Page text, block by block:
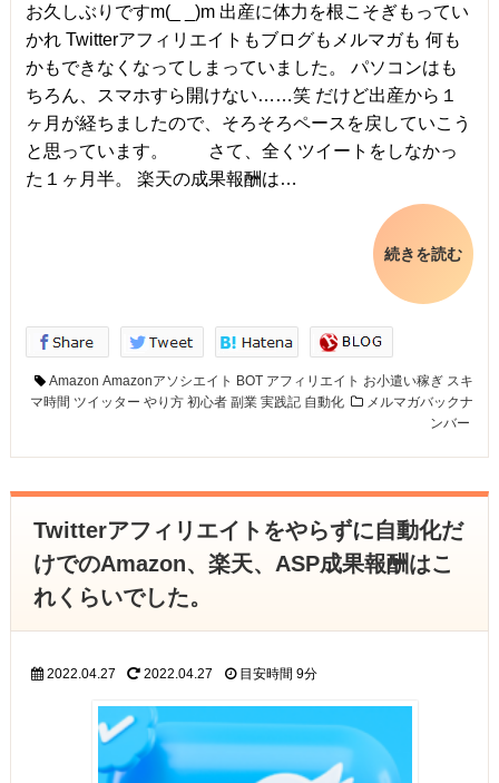
お久しぶりですm(_ _)m 出産に体力を根こそぎもってい
かれ Twitterアフィリエイトもブログもメルマガも 何も
かもできなくなってしまっていました。 パソコンはも
ちろん、スマホすら開けない……笑 だけど出産から１
ヶ月が経ちましたので、そろそろペースを戻していこう
と思っています。 さて、全くツイートをしなかっ
た１ヶ月半。 楽天の成果報酬は…
続きを読む
Amazon Amazonアソシエイト BOT アフィリエイト お小遣い稼ぎ スキ
マ時間 ツイッター やり方 初心者 副業 実践記 自動化
メルマガバックナ
ンバー
Twitterアフィリエイトをやらずに自動化だ
けでのAmazon、楽天、ASP成果報酬はこ
れくらいでした。
2022.04.27 2022.04.27 目安時間 9分